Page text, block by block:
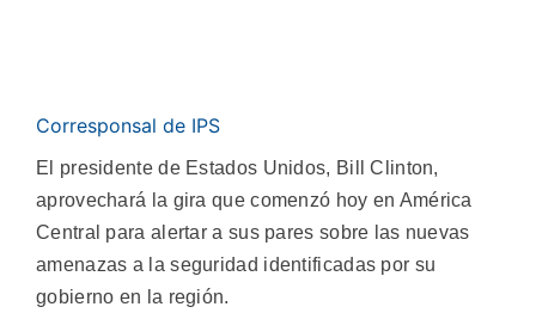
Corresponsal de IPS
El presidente de Estados Unidos, Bill Clinton,
aprovechará la gira que comenzó hoy en América
Central para alertar a sus pares sobre las nuevas
amenazas a la seguridad identificadas por su
gobierno en la región.